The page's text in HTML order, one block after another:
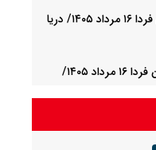
پیش بینی هوای مازندران فردا ۱۶ مرداد ۱۴۰۵/ دریا
پیش بینی هوای خوزستان فردا ۱۶ مرداد ۱۴۰۵/